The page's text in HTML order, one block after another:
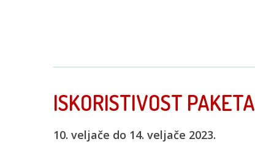
ISKORISTIVOST PAKETA
10. veljače do 14. veljače 2023.